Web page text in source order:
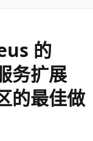
的
务扩展
的最佳做